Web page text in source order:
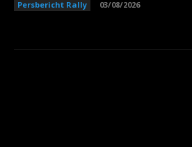
Persbericht Rally 03/08/2026